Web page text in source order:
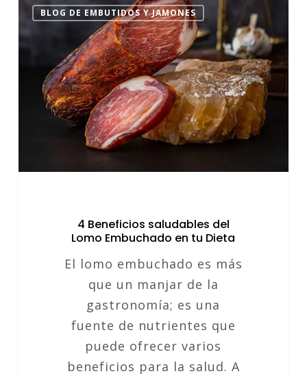
BLOG DE EMBUTIDOS Y JAMONES
Beneficios
saludables
del
Lomo
Embuchado
en
tu
4 Beneficios saludables del
Lomo Embuchado en tu Dieta
El lomo embuchado es más
que un manjar de la
gastronomía; es una
fuente de nutrientes que
puede ofrecer varios
beneficios para la salud. A